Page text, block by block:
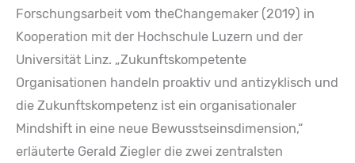
Forschungsarbeit vom theChangemaker (2019) in
Kooperation mit der Hochschule Luzern und der
Universität Linz. „Zukunftskompetente
Organisationen handeln proaktiv und antizyklisch und
die Zukunftskompetenz ist ein organisationaler
Mindshift in eine neue Bewusstseinsdimension,“
erläuterte Gerald Ziegler die zwei zentralsten